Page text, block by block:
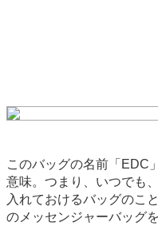
このバッグの名前「EDC
意味。つまり、いつでも
入れておけるバッグのこ
のメッセンジャーバッグ